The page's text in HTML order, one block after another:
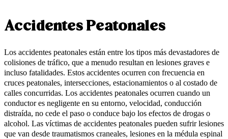
Accidentes Peatonales
Los accidentes peatonales están entre los tipos más devastadores de
colisiones de tráfico, que a menudo resultan en lesiones graves e
incluso fatalidades. Estos accidentes ocurren con frecuencia en
cruces peatonales, intersecciones, estacionamientos o al costado de
calles concurridas. Los accidentes peatonales ocurren cuando un
conductor es negligente en su entorno, velocidad, conducción
distraída, no cede el paso o conduce bajo los efectos de drogas o
alcohol. Las víctimas de accidentes peatonales pueden sufrir lesiones
que van desde traumatismos craneales, lesiones en la médula espinal